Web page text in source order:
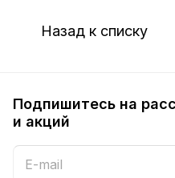
Назад к списку
Подпишитесь на
и акций